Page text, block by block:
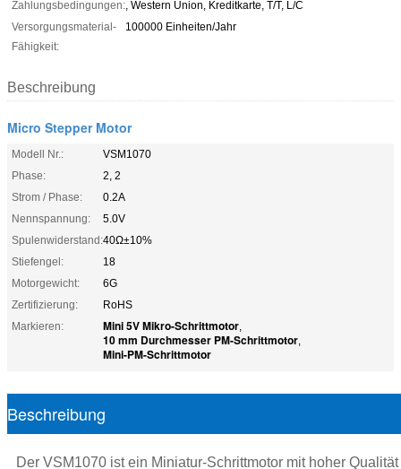
Zahlungsbedingungen:, Western Union, Kreditkarte, T/T, L/C
Versorgungsmaterial-
Fähigkeit:
100000 Einheiten/Jahr
Beschreibung
Micro Stepper Motor
Modell Nr.:
VSM1070
Phase:
2, 2
Strom / Phase:
0.2A
Nennspannung:
5.0V
Spulenwiderstand:40Ω±10%
Stiefengel:
18
Motorgewicht:
6G
Zertifizierung:
RoHS
Markieren:
Mini 5V Mikro-Schrittmotor,
10 mm Durchmesser PM-Schrittmotor,
Mini-PM-Schrittmotor
Beschreibung
Der VSM1070 ist ein Miniatur-Schrittmotor mit hoher